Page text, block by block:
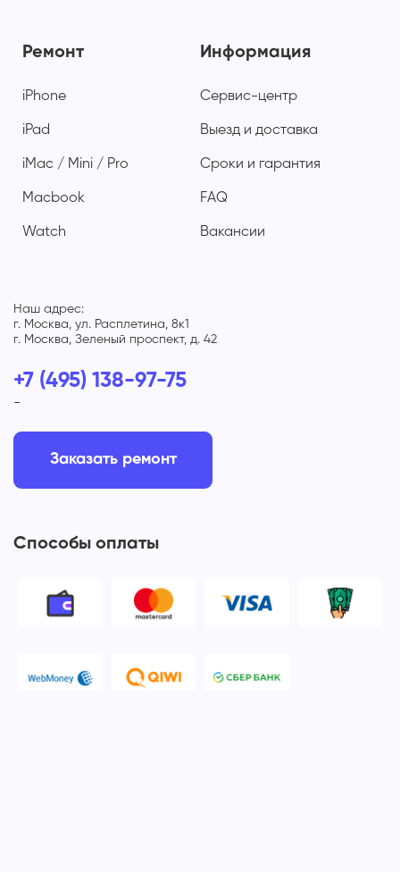
Ремонт
iPhone
iPad
iMac / Mini / Pro
Macbook
Watch
Информация
Сервис-центр
Выезд и доставка
Сроки и гарантия
FAQ
Вакансии
Наш адрес:
г. Москва, ул. Расплетина, 8к1
г. Москва, Зеленый проспект, д. 42
+7 (495) 138-97-75
-
Заказать ремонт
Способы оплаты